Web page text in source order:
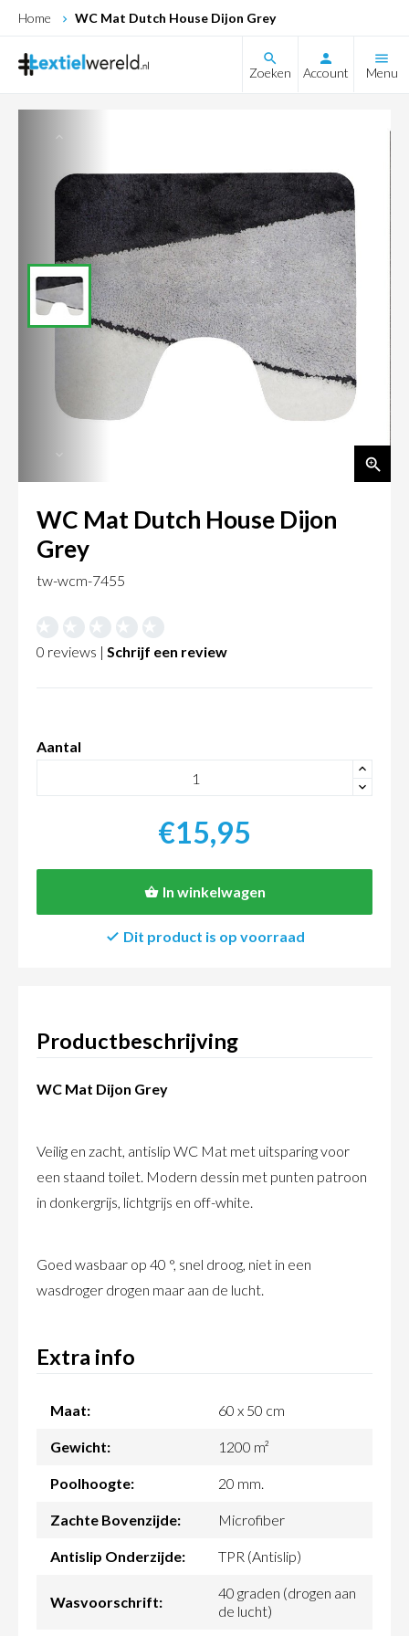
Home WC Mat Dutch House Dijon Grey
Zoeken Account Menu
Productbeschrijving
WC Mat Dijon Grey
Veilig en zacht, antislip WC Mat met uitsparing voor
een staand toilet. Modern dessin met punten patroon
in donkergrijs, lichtgrijs en off-white.
Goed wasbaar op 40 °, snel droog, niet in een
wasdroger drogen maar aan de lucht.
Extra info
Maat: 60 x 50 cm
Gewicht: 1200 m²
Poolhoogte: 20 mm.
Zachte Bovenzijde: Microfiber
Antislip Onderzijde: TPR (Antislip)
Wasvoorschrift:
40 graden (drogen aan
de lucht)
WC Mat Dutch House Dijon
Grey
tw-wcm-7455
0 reviews | Schrijf een review
Aantal
+
-
€15,95
In winkelwagen
Dit product is op voorraad